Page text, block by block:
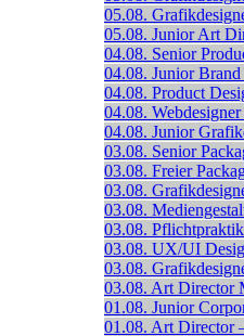
05.08.
05.08. Junior Art
04.08. Senior
04.08. Junior
04.08. Product
04.08. Webdesigner
04.08. Junior
03.08. Senior
03.08. Freier
03.08.
03.08.
03.08.
03.08. UX/UI
03.08.
03.08. Art Director
01.08. Junior
01.08. Art Director